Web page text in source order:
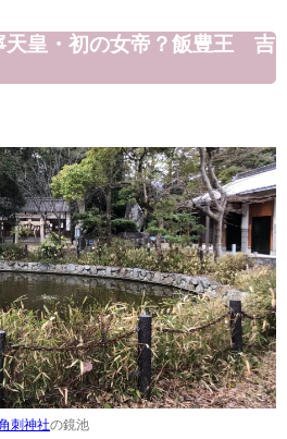
天皇・初の女帝？飯豊王 吉
刺神社の鏡池